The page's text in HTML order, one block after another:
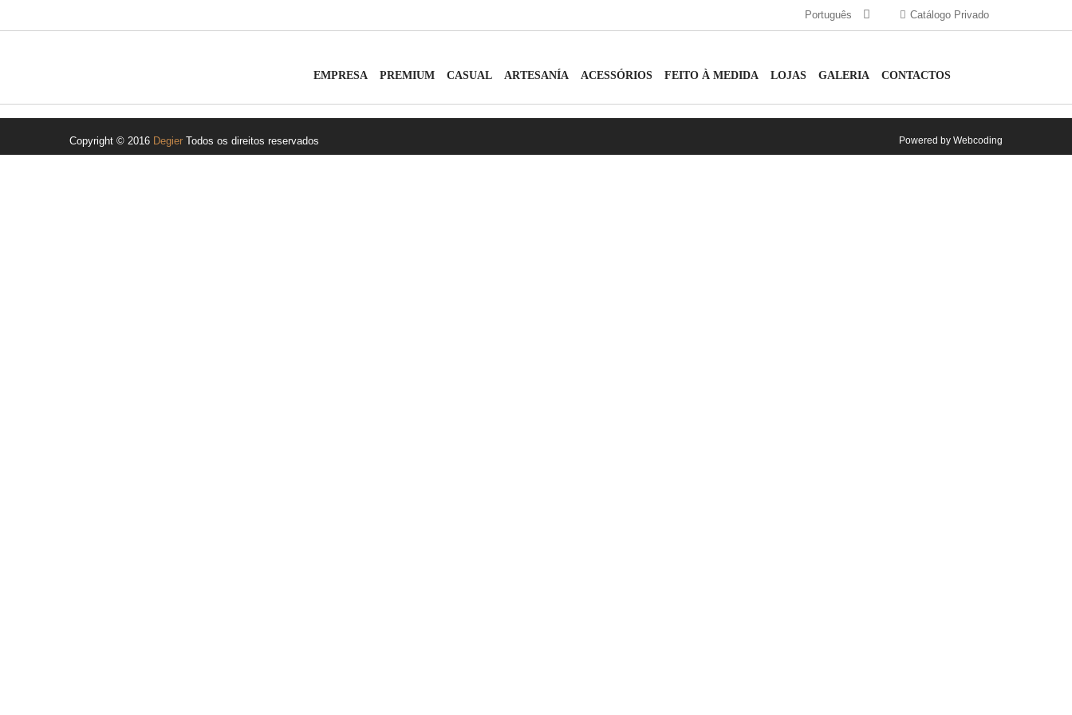
Português Catálogo Privado
EMPRESA PREMIUM CASUAL ARTESANÍA ACESSÓRIOS FEITO À MEDIDA LOJAS GALERIA CONTACTOS
Copyright © 2016 Degier Todos os direitos reservados Powered by Webcoding